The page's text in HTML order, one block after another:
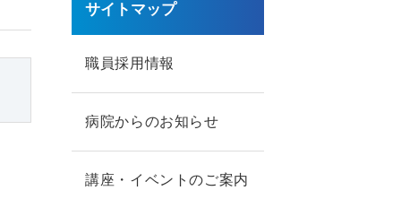
サイトマップ
職員採用情報
病院からのお知らせ
講座・イベントのご案内